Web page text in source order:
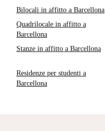
Bilocali in affitto a Barcellona
Quadrilocale in affitto a
Barcellona
Stanze in affitto a Barcellona
Residenze per studenti a
Barcellona